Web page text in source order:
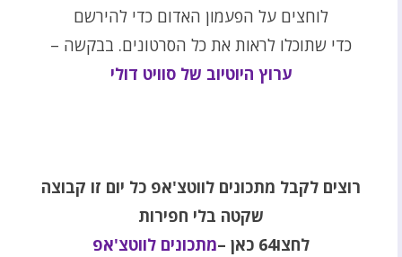
לוחצים על הפעמון האדום כדי להירשם
כדי שתוכלו לראות את כל הסרטונים. בבקשה –
ערוץ היוטיוב של סוויט דולי
רוצים לקבל מתכונים לווטצ'אפ כל יום זו קבוצה
שקטה בלי חפירות
לחצו64 כאן
–מתכונים לווטצ'אפ